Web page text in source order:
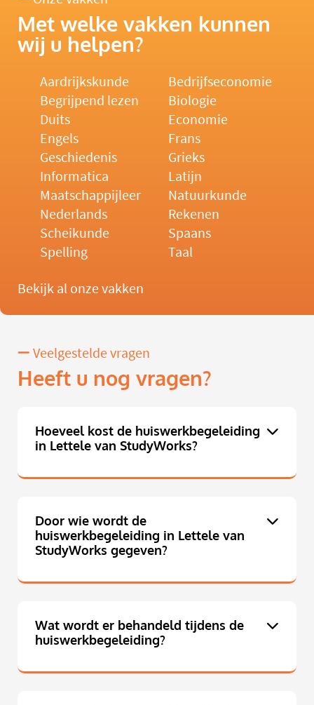
Met welke vakken kunnen
wij u helpen?
Aardrijkskunde
Bedrijfseconomie
Begrijpend lezen
Biologie
Duits
Economie
Engels
Frans
Geschiedenis
Grieks
Informatica
Latijn
Maatschappijleer
Natuurkunde
Nederlands
Rekenen
Scheikunde
Spaans
Spelling
Taal
Bekijk al onze vakken
Veelgestelde vragen
Heeft u nog vragen?
Hoeveel kost de huiswerkbegeleiding
in Lettele van StudyWorks?
Door wie wordt de
huiswerkbegeleiding in Lettele van
StudyWorks gegeven?
Wat wordt er behandeld tijdens de
huiswerkbegeleiding?